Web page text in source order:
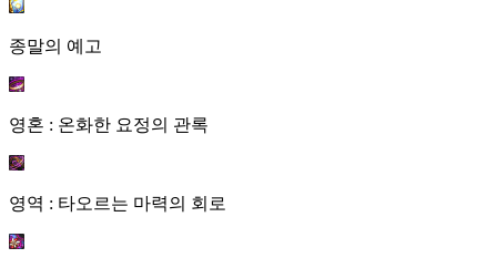
종말의 예고
영혼 : 온화한 요정의 관록
영역 : 타오르는 마력의 회로